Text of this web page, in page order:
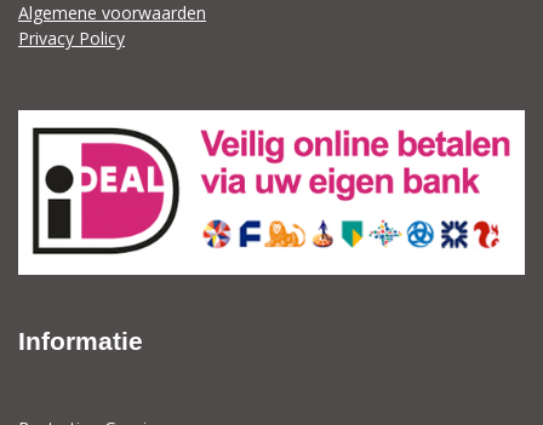
Algemene voorwaarden
Privacy Policy
Informatie